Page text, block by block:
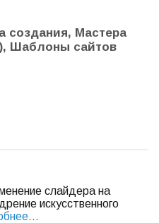
создания, Мастера
Шаблоны сайтов
слайдера на
искусственного